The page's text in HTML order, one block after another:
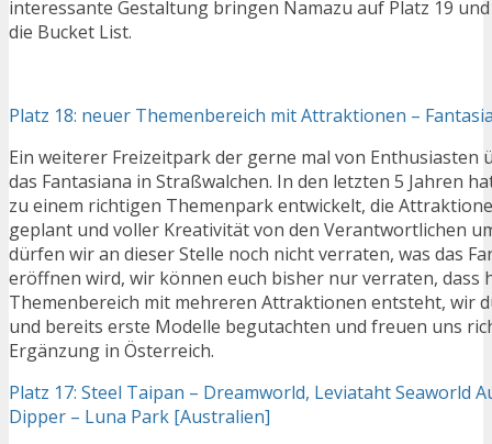
interessante Gestaltung bringen Namazu auf Platz 19
die Bucket List.
Platz 18: neuer Themenbereich mit Attraktionen –
Ein weiterer Freizeitpark der gerne mal von Enthusiasten
das Fantasiana in Straßwalchen. In den letzten 5 Jahren
zu einem richtigen Themenpark entwickelt, die
geplant und voller Kreativität von den Verantwortlichen
dürfen wir an dieser Stelle noch nicht verraten, was das
eröffnen wird, wir können euch bisher nur verraten, dass
Themenbereich mit mehreren Attraktionen entsteht, wir
und bereits erste Modelle begutachten und freuen uns
Ergänzung in Österreich.
Platz 17: Steel Taipan – Dreamworld, Leviataht Seaworld
Dipper – Luna Park [Australien]